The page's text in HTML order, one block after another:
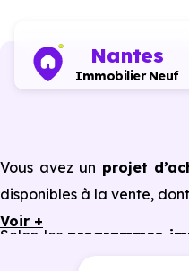
Nantes
Immobilier Neuf
Vous avez un projet
disponibles à la vente, dont
Selon les programmes
Voir +